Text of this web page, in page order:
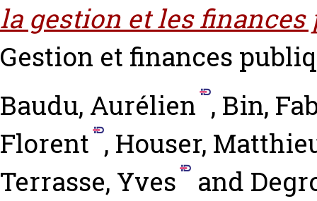
la gestion et les finances
Gestion et finances
Baudu, Aurélien , Bin,
Florent , Houser,
Terrasse, Yves
and